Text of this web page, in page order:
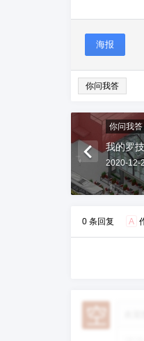
海报
你问我答
你问我答
我的罗
2020-12-
0 条回复 A